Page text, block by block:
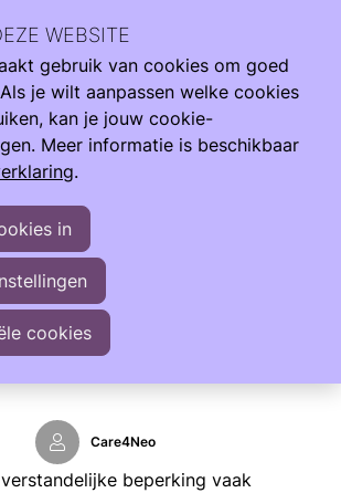
Zoeken
als je kind te vroeg, te licht en ziek
geboren wordt.
Verstandelijke beperking
beperking
IQ van een prematuur lager
tijd geboren kind. Daarbij moet worden
‘meten van het IQ middels een test’
is, want wat moet daar precies bij
Bovendien zegt het IQ niet alles over
beperking. Vaak zijn er ook beperkingen
Care4Neo
beperking vaak
WEBSITE
gebruik van cookies om goed
je wilt aanpassen welke cookies
kan je jouw cookie-
Meer informatie is beschikbaar
.
in
cookies